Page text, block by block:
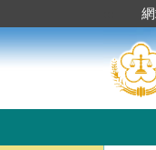
到
主
要